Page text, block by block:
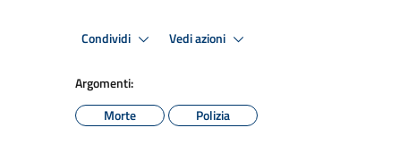
Condividi Vedi azioni
Argomenti:
Morte
Polizia